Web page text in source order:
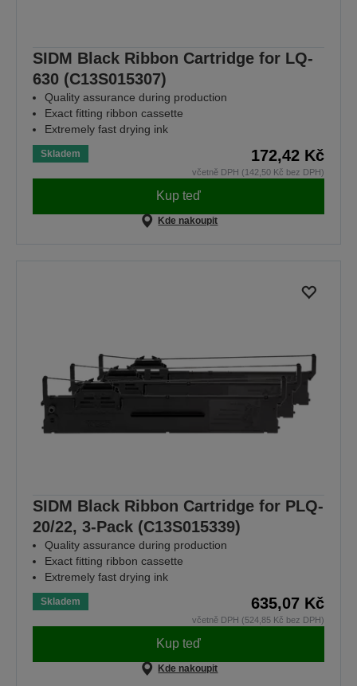
SIDM Black Ribbon Cartridge for LQ-
630 (C13S015307)
Quality assurance during production
Exact fitting ribbon cassette
Extremely fast drying ink
Skladem 172,42 Kč
včetně DPH (142,50 Kč bez DPH)
Kup teď
Kde nakoupit
SIDM Black Ribbon Cartridge for PLQ-
20/22, 3-Pack (C13S015339)
Quality assurance during production
Exact fitting ribbon cassette
Extremely fast drying ink
Skladem 635,07 Kč
včetně DPH (524,85 Kč bez DPH)
Kup teď
Kde nakoupit